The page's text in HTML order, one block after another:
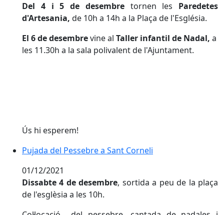
Del 4 i 5 de desembretornen les Paredetes
d'Artesania, de 10h a 14h a la Plaça de l'Església.
El 6 de desembrevine al Taller infantil de Nadal, a
les 11.30h a la sala polivalent de l'Ajuntament.
Ús hi esperem!
Pujada del Pessebre a Sant Corneli
01/12/2021
Dissabte 4 de desembre, sortida a peu de la plaça
de l'esglèsia a les 10h.